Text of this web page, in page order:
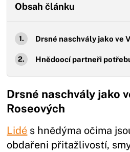
Obsah článku
Drsné naschvály jako ve
Hnědoocí partneři
Drsné naschvály jako
Roseových
Lidé s hnědýma očima
obdařeni přitažlivostí,